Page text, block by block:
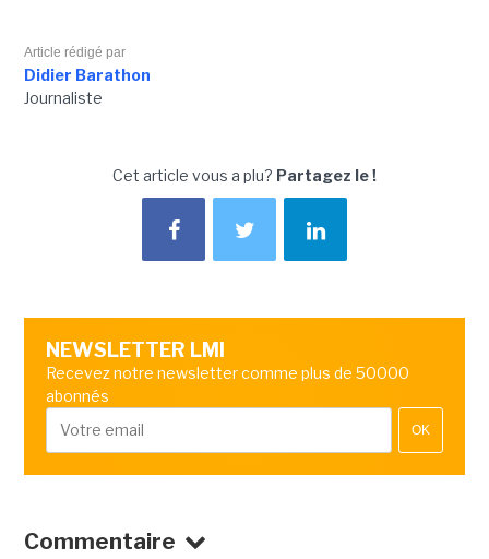
Article rédigé par
Didier Barathon
Journaliste
Cet article vous a plu? Partagez le !
NEWSLETTER LMI
Recevez notre newsletter comme plus de 50000
abonnés
OK
Commentaire